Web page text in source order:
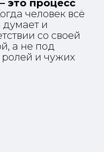
это процесс
человек всё
думает и
со своей
а не под
и чужих